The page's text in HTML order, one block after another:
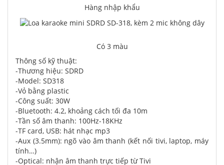
Hàng nhập khẩu
Có 3 màu
Thông số kỹ thuật:
-Thương hiệu: SDRD
-Model: SD318
-Vỏ bằng plastic
-Công suất: 30W
-Bluetooth: 4.2, khoảng cách tối đa 10m
-Tần số âm thanh: 100Hz-18KHz
-TF card, USB: hát nhạc mp3
-Aux (3.5mm): ngõ vào âm thanh (kết nối tivi, laptop, máy
tính…)
-Optical: nhận âm thanh trực tiếp từ Tivi